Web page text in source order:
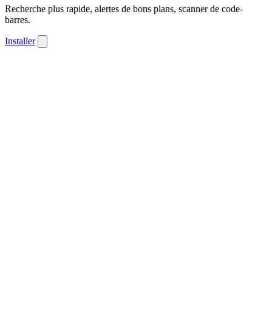
Recherche plus rapide, alertes de bons plans, scanner de code-
barres.
Installer